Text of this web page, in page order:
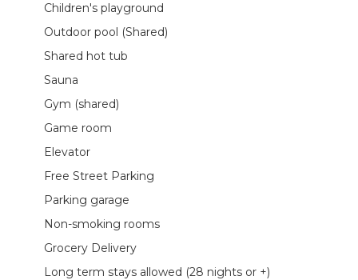
Children's playground
Outdoor pool (Shared)
Shared hot tub
Sauna
Gym (shared)
Game room
Elevator
Free Street Parking
Parking garage
Non-smoking rooms
Grocery Delivery
Long term stays allowed (28 nights or +)